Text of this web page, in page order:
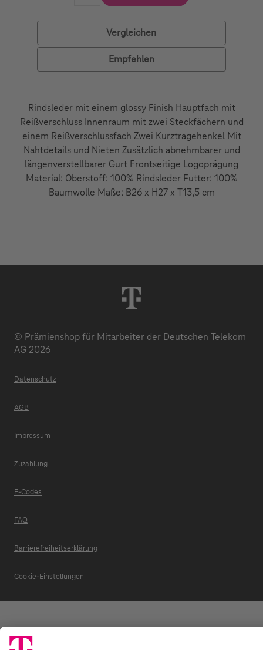
Vergleichen
Empfehlen
Rindsleder mit einem glossy Finish Hauptfach mit
Reißverschluss Innenraum mit zwei Steckfächern und
einem Reißverschlussfach Zwei Kurztragehenkel Mit
Nahtdetails und Nieten Zusätzlich abnehmbarer und
längenverstellbarer Gurt Frontseitige Logoprägung
Material: Oberstoff: 100% Rindsleder Futter: 100%
Baumwolle Maße: B26 x H27 x T13,5 cm
© Prämienshop für Mitarbeiter der Deutschen Telekom
AG 2026
Datenschutz
AGB
Impressum
Zuzahlung
E-Codes
FAQ
Barrierefreiheitserklärung
Cookie-Einstellungen